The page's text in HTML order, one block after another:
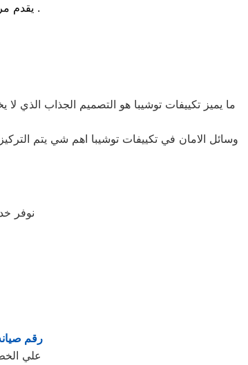
يقدم مركز صيانة توشيبا لـ غساله اطباق في مصر خدمات منزلية فورية بمصر و مصر و جميع المحافظات .
ما يميز تكييفات توشيبا هو التصميم الجذاب الذي
وسائل الامان في تكييفات توشيبا اهم شي يتم
نوفر
رقم
علي الخط الساخن 01220261030 يصلك مندوب من